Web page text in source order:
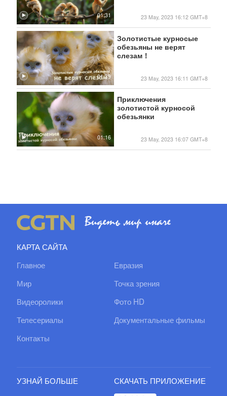
01:31 23 May, 2023 16:12 GMT+8
01:39
Золотистые курносые
обезьяны не верят
слезам！
23 May, 2023 16:11 GMT+8
01:16
Приключения
золотистой курносой
обезьянки
23 May, 2023 16:07 GMT+8
КАРТА САЙТА
Главное
Евразия
Мир
Точка зрения
Видеоролики
Фото HD
Телесериалы
Документальные фильмы
Контакты
УЗНАЙ БОЛЬШЕ
СКАЧАТЬ ПРИЛОЖЕНИЕ